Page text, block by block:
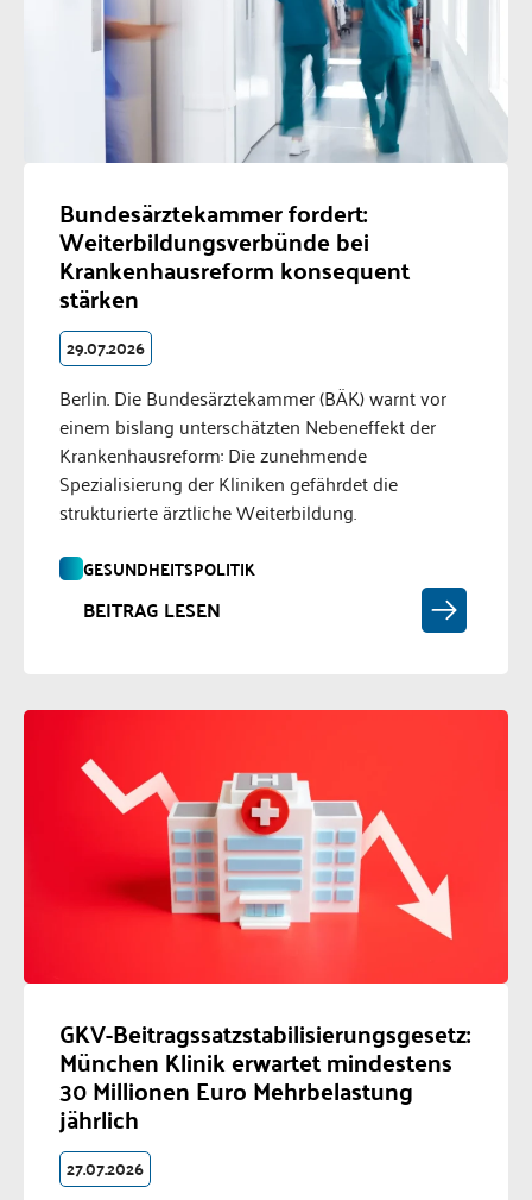
Bundesärztekammer fordert:
Weiterbildungsverbünde bei
Krankenhausreform konsequent
stärken
29.07.2026
Berlin. Die Bundesärztekammer (BÄK) warnt vor
einem bislang unterschätzten Nebeneffekt der
Krankenhausreform: Die zunehmende
Spezialisierung der Kliniken gefährdet die
strukturierte ärztliche Weiterbildung.
GESUNDHEITSPOLITIK
BEITRAG LESEN
GKV-Beitragssatzstabilisierungsgesetz:
München Klinik erwartet mindestens
30 Millionen Euro Mehrbelastung
jährlich
27.07.2026